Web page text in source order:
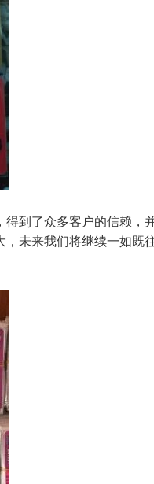
到了众多客户的信赖
未来我们将继续一如